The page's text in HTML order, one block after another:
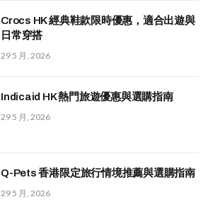
Crocs HK 經典鞋款限時優惠，適合出遊與
日常穿搭
29 5 月, 2026
Indicaid HK 熱門旅遊優惠與選購指南
29 5 月, 2026
Q-Pets 香港限定旅行情境推薦與選購指南
29 5 月, 2026